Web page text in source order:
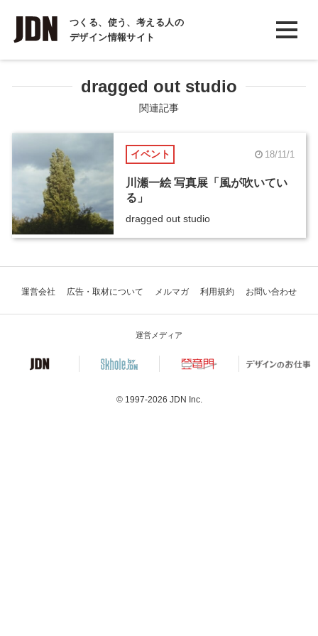
つくる、使う、考える人の
デザイン情報サイト
INTERVIEW
インタビュー
REPORT
COLUMN
コラム
dragged out studio
関連記事
イベント 18/11/1
川瀬一絵 写真展「風が吹いてい
る」
dragged out studio
運営会社 広告・取材について メルマガ 利用規約 お問い合わせ
運営メディア
© 1997-2026 JDN Inc.